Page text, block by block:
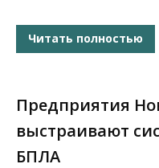
Читать полностью
Предприятия
выстраивают
БПЛА